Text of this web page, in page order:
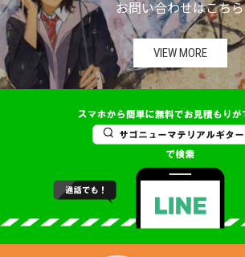
お問い合わせはこちら
VIEW MORE